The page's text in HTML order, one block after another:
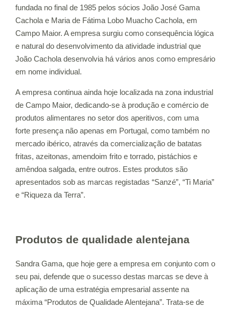
fundada no final de 1985 pelos sócios João José Gama
Cachola e Maria de Fátima Lobo Muacho Cachola, em
Campo Maior. A empresa surgiu como consequência lógica
e natural do desenvolvimento da atividade industrial que
João Cachola desenvolvia há vários anos como empresário
em nome individual.
A empresa continua ainda hoje localizada na zona industrial
de Campo Maior, dedicando-se à produção e comércio de
produtos alimentares no setor dos aperitivos, com uma
forte presença não apenas em Portugal, como também no
mercado ibérico, através da comercialização de batatas
fritas, azeitonas, amendoim frito e torrado, pistáchios e
amêndoa salgada, entre outros. Estes produtos são
apresentados sob as marcas registadas “Sanzé”, “Ti Maria”
e “Riqueza da Terra”.
Produtos de qualidade alentejana
Sandra Gama, que hoje gere a empresa em conjunto com o
seu pai, defende que o sucesso destas marcas se deve à
aplicação de uma estratégia empresarial assente na
máxima “Produtos de Qualidade Alentejana”. Trata-se de